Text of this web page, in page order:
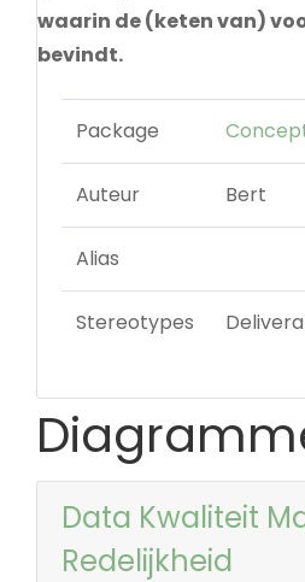
waarin de (keten van)
bevindt.
Package
Auteur Bert
Alias
Stereotypes
Data Kwaliteit
Redelijkheid